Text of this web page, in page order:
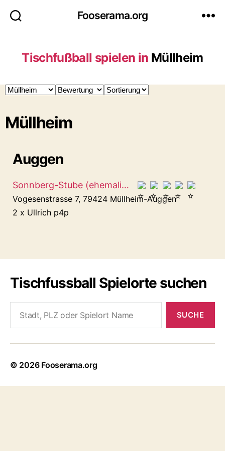
Fooserama.org
Tischfußball spielen in Müllheim
Müllheim
Auggen
Sonnberg-Stube (ehemalig Fass)
Vogesenstrasse 7, 79424 Müllheim-Auggen
2 x Ullrich p4p
Tischfussball Spielorte suchen
© 2026 Fooserama.org